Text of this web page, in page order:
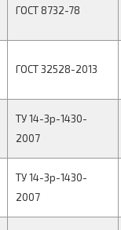
ГОСТ 8732-78
ГОСТ 32528-2013
ТУ 14-3р-1430-
2007
ТУ 14-3р-1430-
2007